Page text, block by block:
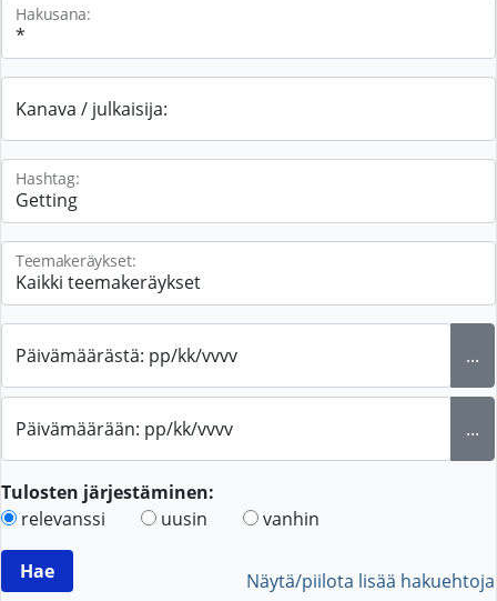
Hakusana:
Kanava / julkaisija:
Hashtag:
Teemakeräykset:
Päivämäärästä: pp/kk/vvvv ...
Päivämäärään: pp/kk/vvvv ...
Tulosten järjestäminen:
relevanssi
uusin vanhin
Näytä/piilota lisää hakuehtoja